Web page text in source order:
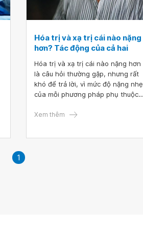
Hóa trị và xạ trị cái nào nặng
hơn? Tác động của cả hai
Hóa trị và xạ trị cái nào nặng hơn
là câu hỏi thường gặp, nhưng rất
khó để trả lời, vì mức độ nặng nhẹ
của mỗi phương pháp phụ thuộc
xạ trị thì phương pháp nào cũng
Xem thêm
1